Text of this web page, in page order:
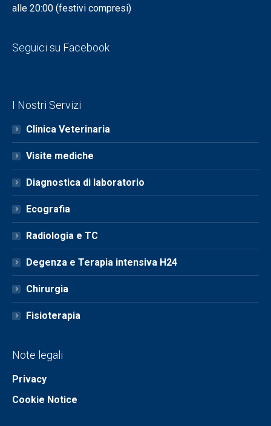
alle 20:00 (festivi compresi)
Seguici su Facebook
I Nostri Servizi
Clinica Veterinaria
Visite mediche
Diagnostica di laboratorio
Ecografia
Radiologia e TC
Degenza e Terapia intensiva H24
Chirurgia
Fisioterapia
Note legali
Privacy
Cookie Notice